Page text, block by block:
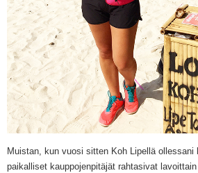
Muistan, kun vuosi sitten Koh Lipellä
paikalliset kauppojenpitäjät rahtasivat